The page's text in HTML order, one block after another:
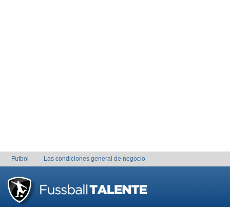
Futbol Las condiciones general de negocio